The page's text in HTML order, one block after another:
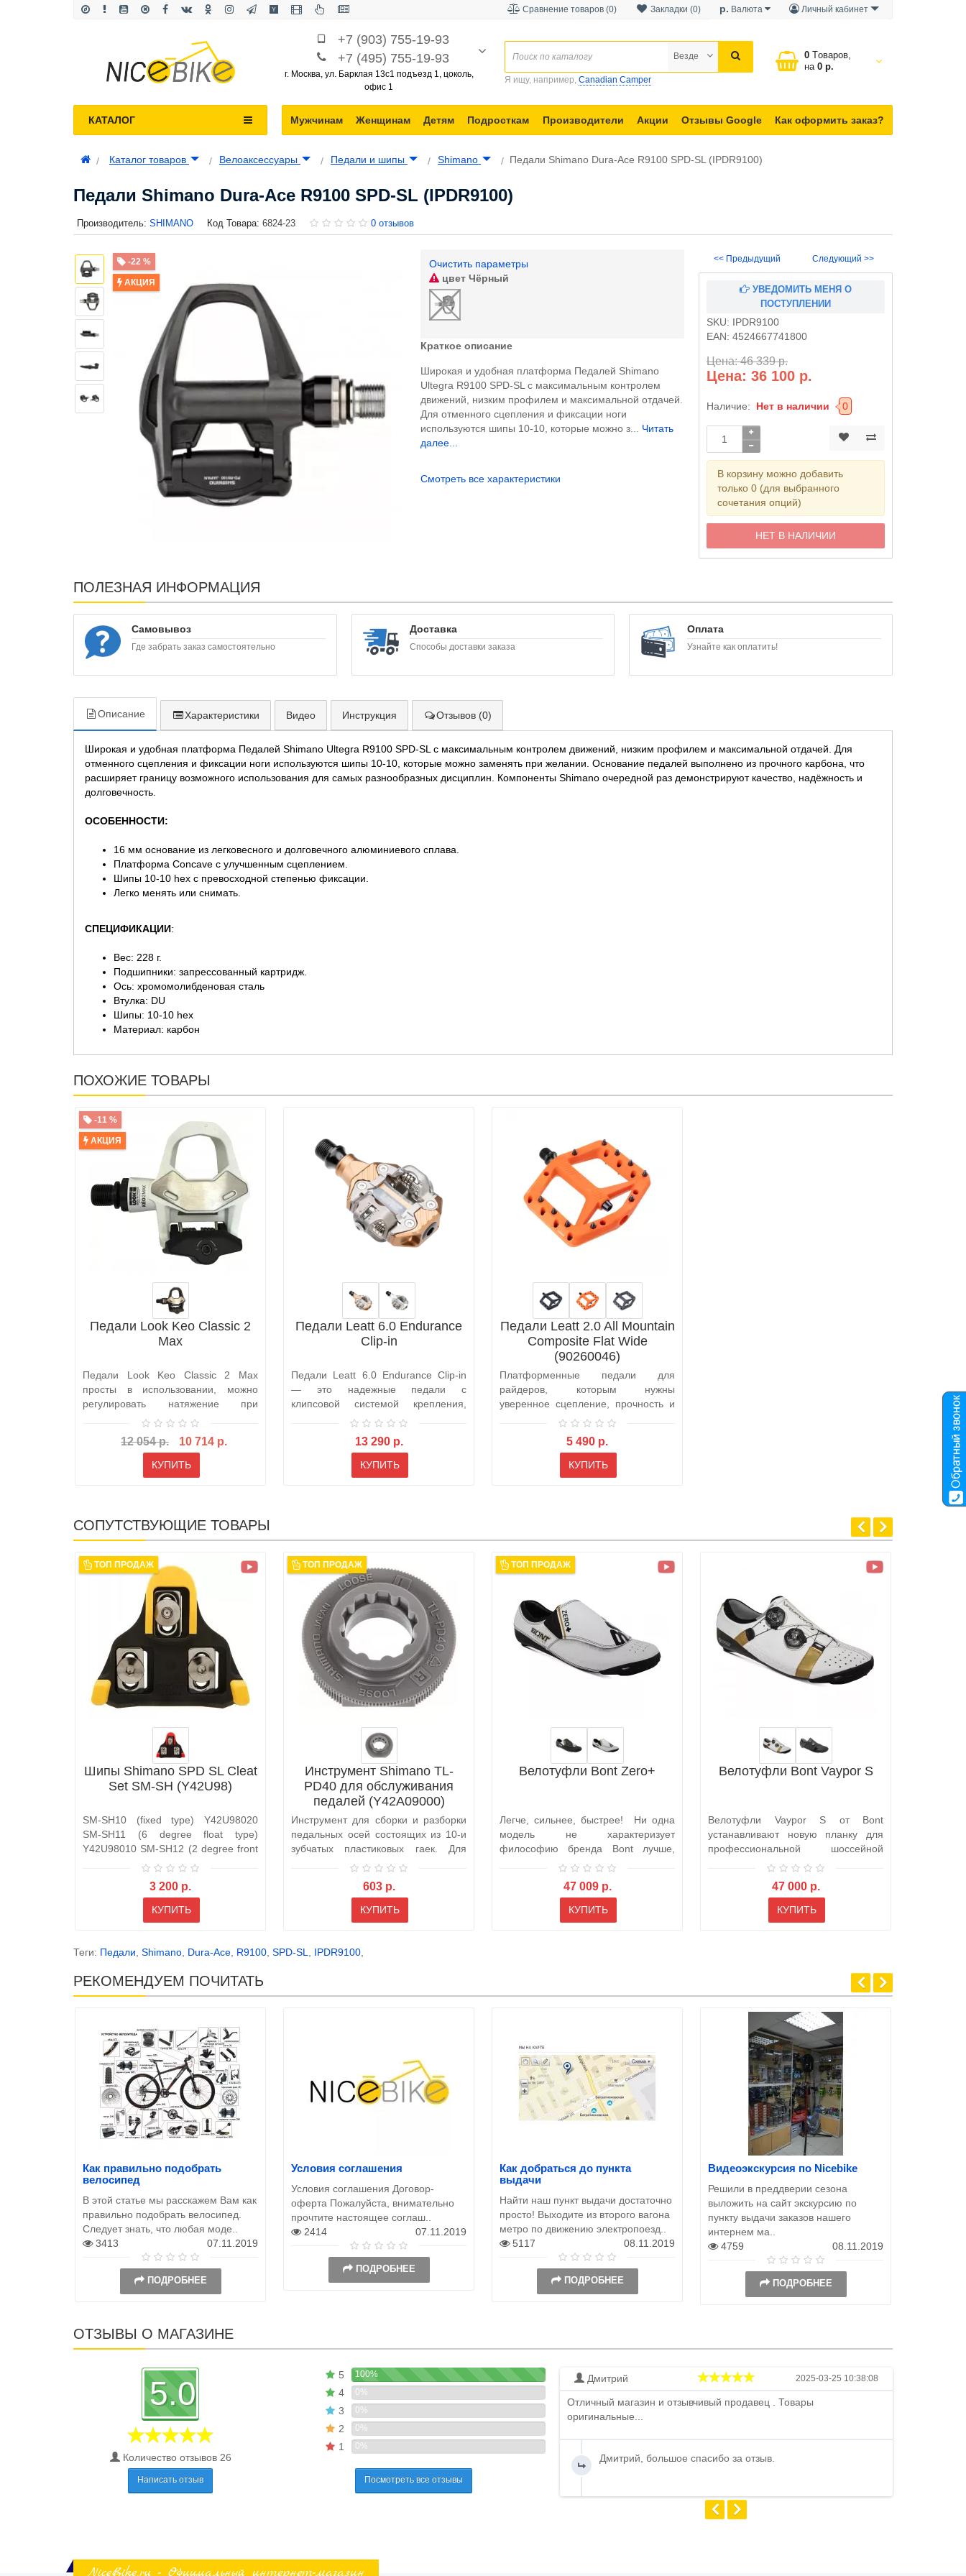
Личный кабинет
р. Валюта
Закладки (0)
Сравнение товаров (0)
+7 (903) 755-19-93
+7 (495) 755-19-93
г. Москва, ул. Барклая 13с1 подъезд 1, цоколь,
офис 1
0 Tоваров,
на
0 р.
Везде
Я ищу, например, Canadian Camper
Мужчинам Женщинам Детям Подросткам Производители Акции Отзывы Google Как оформить заказ?
КАТАЛОГ
Каталог товаров Велоаксессуары Педали и шипы Shimano Педали Shimano Dura-Ace R9100 SPD-SL (IPDR9100)
Педали Shimano Dura-Ace R9100 SPD-SL (IPDR9100)
Производитель: SHIMANO Код Товара: 6824-23 0 отзывов
-22 %
АКЦИЯ
Очистить параметры
цветЧёрный
Краткое описание
Широкая и удобная платформа Педалей Shimano
Ultegra R9100 SPD-SL с максимальным контролем
движений, низким профилем и максимальной отдачей.
Для отменного сцепления и фиксации ноги
используются шипы 10-10, которые можно з... Читать
далее...
Смотреть все характеристики
<< Предыдущий Следующий >>
УВЕДОМИТЬ МЕНЯ О
ПОСТУПЛЕНИИ
SKU: IPDR9100
EAN: 4524667741800
Цена: 46 339 р.
Цена: 36 100 р.
Наличие: Нет в наличии 0
В корзину можно добавить
только 0 (для выбранного
сочетания опций)
НЕТ В НАЛИЧИИ
ПОЛЕЗНАЯ ИНФОРМАЦИЯ
Самовывоз
Где забрать заказ самостоятельно
Доставка
Способы доставки заказа
Оплата
Узнайте как оплатить!
Описание Характеристики Видео Инструкция Отзывов (0)
Широкая и удобная платформа Педалей Shimano Ultegra R9100 SPD-SL с максимальным контролем движений, низким профилем и максимальной отдачей. Для
отменного сцепления и фиксации ноги используются шипы 10-10, которые можно заменять при желании. Основание педалей выполнено из прочного карбона, что
расширяет границу возможного использования для самых разнообразных дисциплин. Компоненты Shimano очередной раз демонстрируют качество, надёжность и
долговечность.
ОСОБЕННОСТИ:
16 мм основание из легковесного и долговечного алюминиевого сплава.
Платформа Concave с улучшенным сцеплением.
Шипы 10-10 hex с превосходной степенью фиксации.
Легко менять или снимать.
СПЕЦИФИКАЦИИ:
Вес: 228 г.
Подшипники: запрессованный картридж.
Ось: хромомолибденовая сталь
Втулка: DU
Шипы: 10-10 hex
Материал: карбон
ПОХОЖИЕ ТОВАРЫ
-11 %
АКЦИЯ
Педали Look Keo Classic 2
Max
Педали Look Keo Classic 2 Max
просты в использовании, можно
регулировать натяжение при
встегивании и..
12 054 р. 10 714 р.
КУПИТЬ
Педали Leatt 6.0 Endurance
Clip-in
Педали Leatt 6.0 Endurance Clip-in
— это надежные педали с
клипсовой системой крепления,
разработанн..
13 290 р.
КУПИТЬ
Педали Leatt 2.0 All Mountain
Composite Flat Wide
(90260046)
Платформенные педали для
райдеров, которым нужны
уверенное сцепление, прочность и
простое обслуживан..
5 490 р.
КУПИТЬ
СОПУТСТВУЮЩИЕ ТОВАРЫ
ТОП ПРОДАЖ
Шипы Shimano SPD SL Cleat
Set SM-SH (Y42U98)
SM-SH10 (fixed type) Y42U98020
SM-SH11 (6 degree float type)
Y42U98010 SM-SH12 (2 degree front
3 200 р.
КУПИТЬ
ТОП ПРОДАЖ
Инструмент Shimano TL-
PD40 для обслуживания
педалей (Y42A09000)
Инструмент для сборки и разборки
педальных осей состоящих из 10-и
зубчатых пластиковых гаек. Для
603 р.
КУПИТЬ
ТОП ПРОДАЖ
Велотуфли Bont Zero+
Легче, сильнее, быстрее! Ни одна
модель не характеризует
философию бренда Bont лучше,
47 009 р.
КУПИТЬ
Велотуфли Bont Vaypor S
Велотуфли Vaypor S от Bont
устанавливают новую планку для
профессиональной шоссейной
обуви. Нынешний..
47 000 р.
КУПИТЬ
Теги: Педали Shimano Dura-Ace R9100 SPD-SL IPDR9100
РЕКОМЕНДУЕМ ПОЧИТАТЬ
Как правильно подобрать
велосипед
В этой статье мы расскажем Вам как
правильно подобрать велосипед.
Следует знать, что любая моде..
3413
07.11.2019
ПОДРОБНЕЕ
Условия соглашения
Условия соглашения Договор-
оферта Пожалуйста, внимательно
прочтите настоящее соглаш..
2414
07.11.2019
ПОДРОБНЕЕ
Как добраться до пункта
выдачи
Найти наш пункт выдачи достаточно
просто! Выходите из второго вагона
метро по движению электропоезд..
5117
08.11.2019
ПОДРОБНЕЕ
Видеоэкскурсия по Nicebike
Решили в преддверии сезона
выложить на сайт экскурсию по
пункту выдачи заказов нашего
интернем ма..
4759
08.11.2019
ПОДРОБНЕЕ
ОТЗЫВЫ О МАГАЗИНЕ
5.0
Количество отзывов 26
Написать отзыв
5 100%
4 0%
3 0%
2 0%
1 0%
Посмотреть все отзывы
Дмитрий 2025-03-25 10:38:08
Отличный магазин и отзывчивый продавец . Товары
оригинальные...
Дмитрий, большое спасибо за отзыв.